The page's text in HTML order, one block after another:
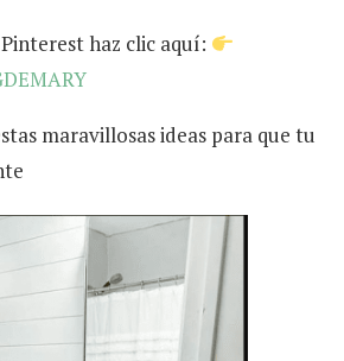
haz clic aquí:
maravillosas ideas para que tu